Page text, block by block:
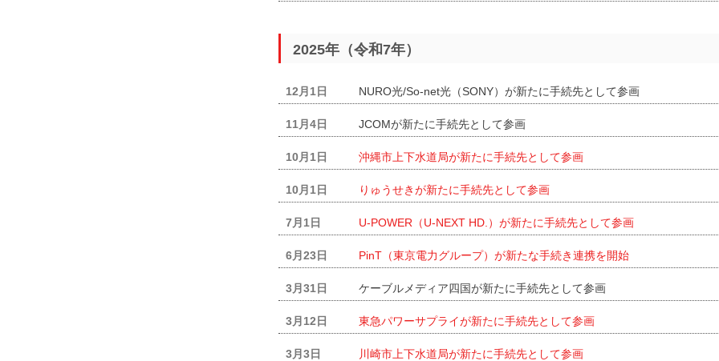
2025年（令和7年）
12月1日 NURO光/So-net光（SONY）が新たに手続先として参画
11月4日 JCOMが新たに手続先として参画
10月1日 沖縄市上下水道局が新たに手続先として参画
10月1日 りゅうせきが新たに手続先として参画
7月1日 U-POWER（U-NEXT HD.）が新たに手続先として参画
6月23日 PinT（東京電力グループ）が新たな手続き連携を開始
3月31日 ケーブルメディア四国が新たに手続先として参画
3月12日 東急パワーサプライが新たに手続先として参画
3月3日 川崎市上下水道局が新たに手続先として参画